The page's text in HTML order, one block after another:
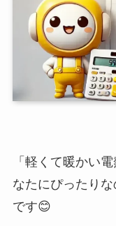
「軽くて暖かい
なたにぴったりな
です😊